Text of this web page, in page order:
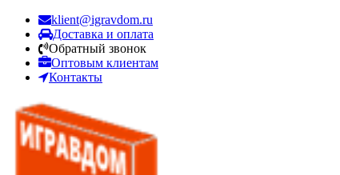
klient@igravdom.ru
Доставка и оплата
Обратный звонок
Оптовым клиентам
Контакты